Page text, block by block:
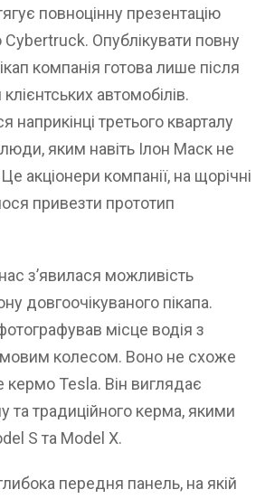
повноцінну презентацію
Cybertruck. Опублікувати повну
компанія готова лише після
автомобілів.
наприкінці третього кварталу
яким навіть Ілон Маск не
акціонери компанії, на щорічні
привезти прототип
з’явилася можливість
довгоочікуваного пікапа.
місце водія з
колесом. Воно не схоже
Tesla. Він виглядає
та традиційного керма, якими
S та Model X.
передня панель, на якій